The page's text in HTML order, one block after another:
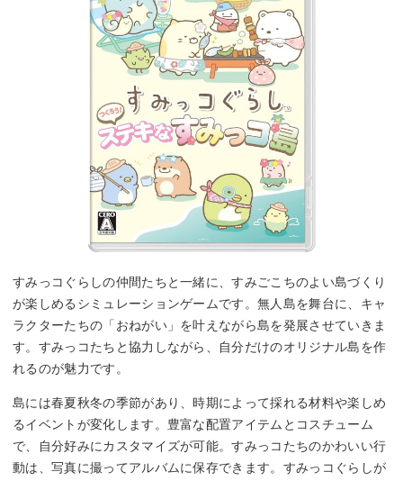
すみっコぐらしの仲間たちと一緒に、すみごこちのよい島づくり
が楽しめるシミュレーションゲームです。無人島を舞台に、キャ
ラクターたちの「おねがい」を叶えながら島を発展させていきま
す。すみっコたちと協力しながら、自分だけのオリジナル島を作
れるのが魅力です。
島には春夏秋冬の季節があり、時期によって採れる材料や楽しめ
るイベントが変化します。豊富な配置アイテムとコスチューム
で、自分好みにカスタマイズが可能。すみっコたちのかわいい行
動は、写真に撮ってアルバムに保存できます。すみっコぐらしが